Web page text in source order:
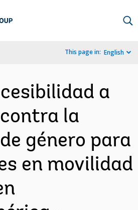
This page in: English
a
la
género para
en movilidad